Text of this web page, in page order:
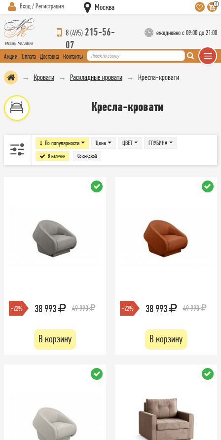
Вход / Регистрация Москва 0
8 (495) 215-56-
07
ежедневно с 09:00 до 21:00
Акции Оплата Доставка Контакты
Кровати Раскладные кровати Кресла-кровати
Кресла-кровати
По популярности Цена
В наличии Со скидкой
ЦВЕТ ГЛУБИНА
-22% 38 993 49 990
В корзину
-22% 38 993 49 990
В корзину